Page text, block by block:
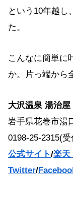
という10年越し
た。
こんなに簡単に
か。片っ端から
大沢温泉 湯治屋
岩手県花巻市湯
0198-25-2315(
公式サイト/楽天
Twitter/